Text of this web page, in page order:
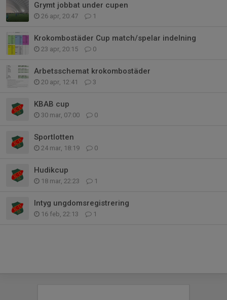
Grymt jobbat under cupen
26 apr, 20:47 1
Krokombostäder Cup match/spelar indelning
23 apr, 20:15 0
Arbetsschemat krokombostäder
20 apr, 12:41 3
KBAB cup
30 mar, 07:00 0
Sportlotten
24 mar, 18:19 0
Hudikcup
18 mar, 22:23 1
Intyg ungdomsregistrering
16 feb, 22:13 1